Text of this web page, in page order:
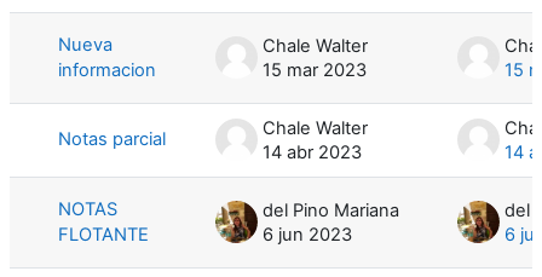
Nueva
informacion
Chale Walter
15 mar 2023
15
Notas parcial
Chale Walter
14 abr 2023
14
NOTAS
FLOTANTE
del Pino Mariana
6 jun 2023
del
6